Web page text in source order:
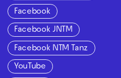
Facebook
Facebook JNTM
Facebook NTM Tanz
YouTube